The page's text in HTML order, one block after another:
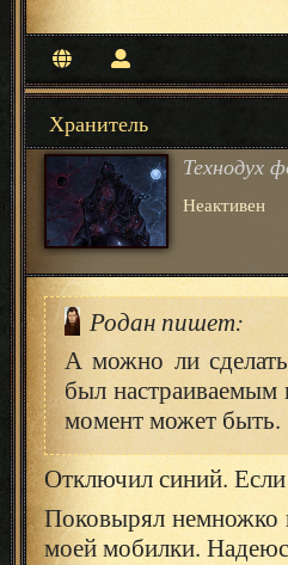
Хранитель
Технодух
Неактивен
Родан пишет:
А можно ли
был
момент может быть.
Отключил синий.
Поковырял немножко
моей мобилки.